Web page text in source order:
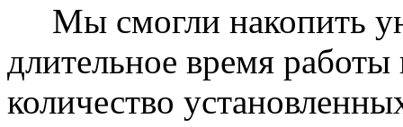
Мы смогли накопить
длительное время
количество